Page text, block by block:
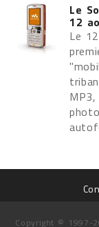
Le
12
Le
Copyright © 1997-